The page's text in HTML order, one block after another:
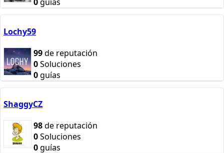
Lochy59
99de reputación
0Soluciones
0guías
ShaggyCZ
98de reputación
0Soluciones
0guías